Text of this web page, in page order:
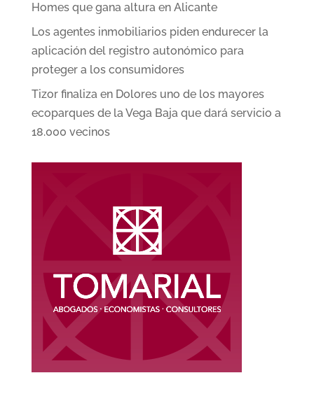
Homes que gana altura en Alicante
Los agentes inmobiliarios piden endurecer la
aplicación del registro autonómico para
proteger a los consumidores
Tizor finaliza en Dolores uno de los mayores
ecoparques de la Vega Baja que dará servicio a
18.000 vecinos